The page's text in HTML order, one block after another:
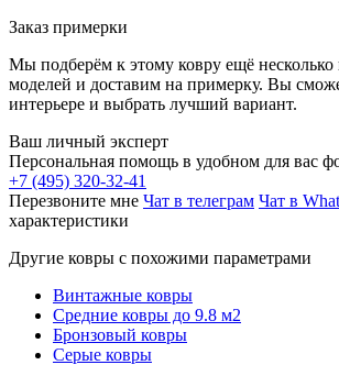
Заказ примерки
Мы подберём к этому ковру ещё
моделей и доставим на примерку. Вы
интерьере и выбрать лучший вариант.
Ваш личный эксперт
Персональная помощь в удобном для вас
+7 (495) 320-32-41
Перезвоните мне Чат в телеграм Чат в
характеристики
Другие ковры с похожими параметрами
Винтажные ковры
Средние ковры до 9.8 м2
Бронзовый ковры
Серые ковры